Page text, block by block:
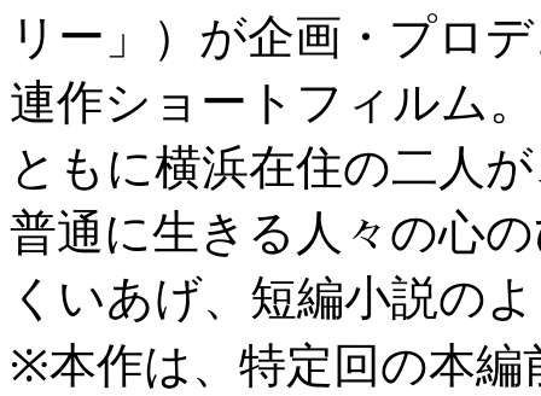
リー」）が企画・プロ
連作ショートフィルム。
ともに横浜在住の二人
普通に生きる人々の心
くいあげ、短編小説の
※本作は、特定回の本編